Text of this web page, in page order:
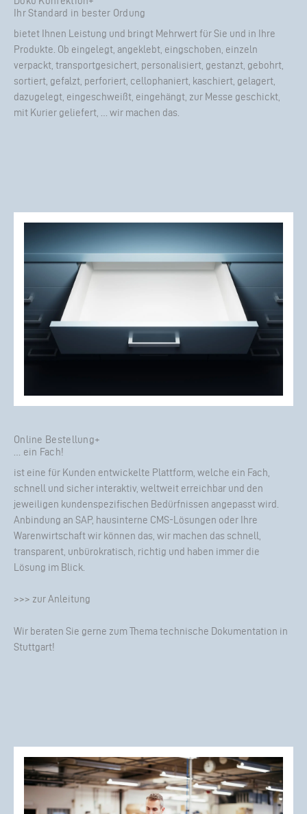
Ihr Standard in bester Ordung
bietet Ihnen Leistung und bringt Mehrwert für Sie und in Ihre
Produkte. Ob eingelegt, angeklebt, eingschoben, einzeln
verpackt, transportgesichert, personalisiert, gestanzt, gebohrt,
sortiert, gefalzt, perforiert, cellophaniert, kaschiert, gelagert,
dazugelegt, eingeschweißt, eingehängt, zur Messe geschickt,
mit Kurier geliefert, … wir machen das.
Online Bestellung+
… ein Fach!
ist eine für Kunden entwickelte Plattform, welche ein Fach,
schnell und sicher interaktiv, weltweit erreichbar und den
jeweiligen kundenspezifischen Bedürfnissen angepasst wird.
Anbindung an SAP, hausinterne CMS-Lösungen oder Ihre
Warenwirtschaft wir können das, wir machen das schnell,
transparent, unbürokratisch, richtig und haben immer die
Lösung im Blick.
>>> zur Anleitung
Wir beraten Sie gerne zum Thema technische Dokumentation in
Stuttgart!